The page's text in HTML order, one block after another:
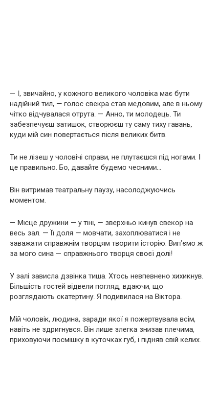
— І, звичайно, у кожного великого чоловіка має бути
надійний тил, — голос свекра став медовим, але в ньому
чітко відчувалася отрута. — Анно, ти молодець. Ти
забезпечуєш затишок, створюєш ту саму тиху гавань,
куди мій син повертається після великих битв.
Ти не лізеш у чоловічі справи, не плутаєшся під ногами. І
це правильно. Бо, давайте будемо чесними…
Він витримав театральну паузу, насолоджуючись
моментом.
— Місце дружини — у тіні, — зверхньо кинув свекор на
весь зал. — Її доля — мовчати, захоплюватися і не
заважати справжнім творцям творити історію. Вип’ємо ж
за мого сина — справжнього творця своєї долі!
У залі зависла дзвінка тиша. Хтось невпевнено хихикнув.
Більшість гостей відвели погляд, вдаючи, що
розглядають скатертину. Я подивилася на Віктора.
Мій чоловік, людина, заради якої я пожертвувала всім,
навіть не здригнувся. Він лише злегка знизав плечима,
приховуючи посмішку в куточках губ, і підняв свій келих.